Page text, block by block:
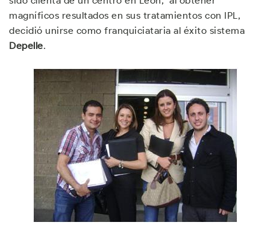
magníficos resultados en sus tratamientos con IPL,
decidió unirse como franquiciataria al éxito sistema
Depelle.